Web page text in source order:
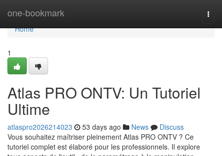
one-bookmark
Home
Home
1
Atlas PRO ONTV: Un Tutoriel
Ultime
atlaspro2026214023 53 days ago News
Discuss
Vous souhaitez maîtriser pleinement Atlas PRO ONTV ? Ce
tutoriel complet est élaboré pour les professionnels. Il explore